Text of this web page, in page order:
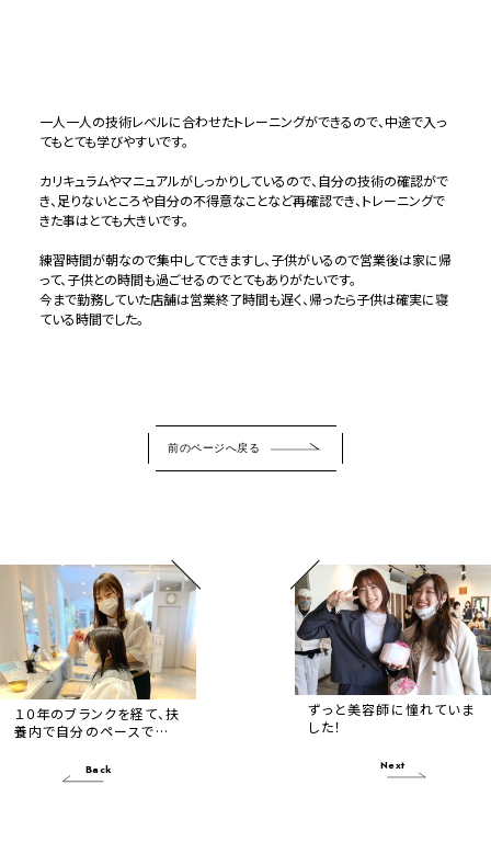
一人一人の技術レベルに合わせたトレーニングができるので、中途で入っ
てもとても学びやすいです。
カリキュラムやマニュアルがしっかりしているので、自分の技術の確認がで
き、足りないところや自分の不得意なことなど再確認でき、トレーニングで
きた事はとても大きいです。
練習時間が朝なので集中してできますし、子供がいるので営業後は家に帰
って、子供との時間も過ごせるのでとてもありがたいです。
今まで勤務していた店舗は営業終了時間も遅く、帰ったら子供は確実に寝
ている時間でした。
前のページへ戻る
１０年のブランクを経て、扶
養内で自分のペースで働
Back
ずっと美容師に憧れていま
した！
Next